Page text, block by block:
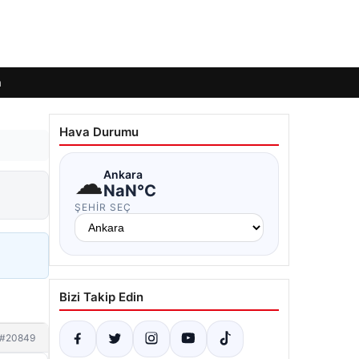
#20849
Hava Durumu
☁Ankara
NaN°C
ŞEHIR SEÇ
Bizi Takip Edin